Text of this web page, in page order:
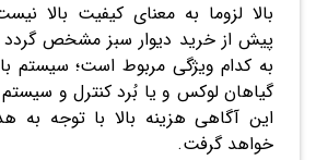
بالا لزوما به معنای کیفیت بالا
پیش از خرید دیوار سبز مشخص
به کدام ویژگی مربوط است؛ سیستم
گیاهان لوکس و یا بُرد کنترل و سیستم
این آگاهی هزینه بالا با توجه
خواهد گرفت.